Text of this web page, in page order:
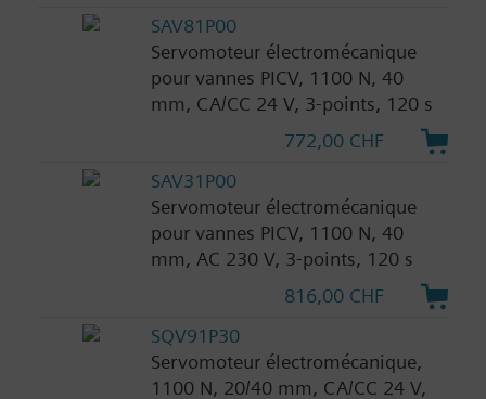
SAV81P00
Servomoteur électromécanique
pour vannes PICV, 1100 N, 40
mm, CA/CC 24 V, 3-points, 120 s
772,00 CHF
SAV31P00
Servomoteur électromécanique
pour vannes PICV, 1100 N, 40
mm, AC 230 V, 3-points, 120 s
816,00 CHF
SQV91P30
Servomoteur électromécanique,
1100 N, 20/40 mm, CA/CC 24 V,